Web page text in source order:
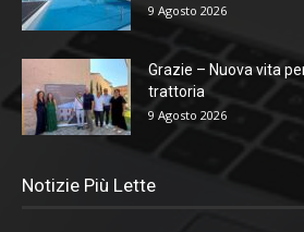
9 Agosto 2026
Grazie – Nuova vita
trattoria
9 Agosto 2026
Notizie Più Lette